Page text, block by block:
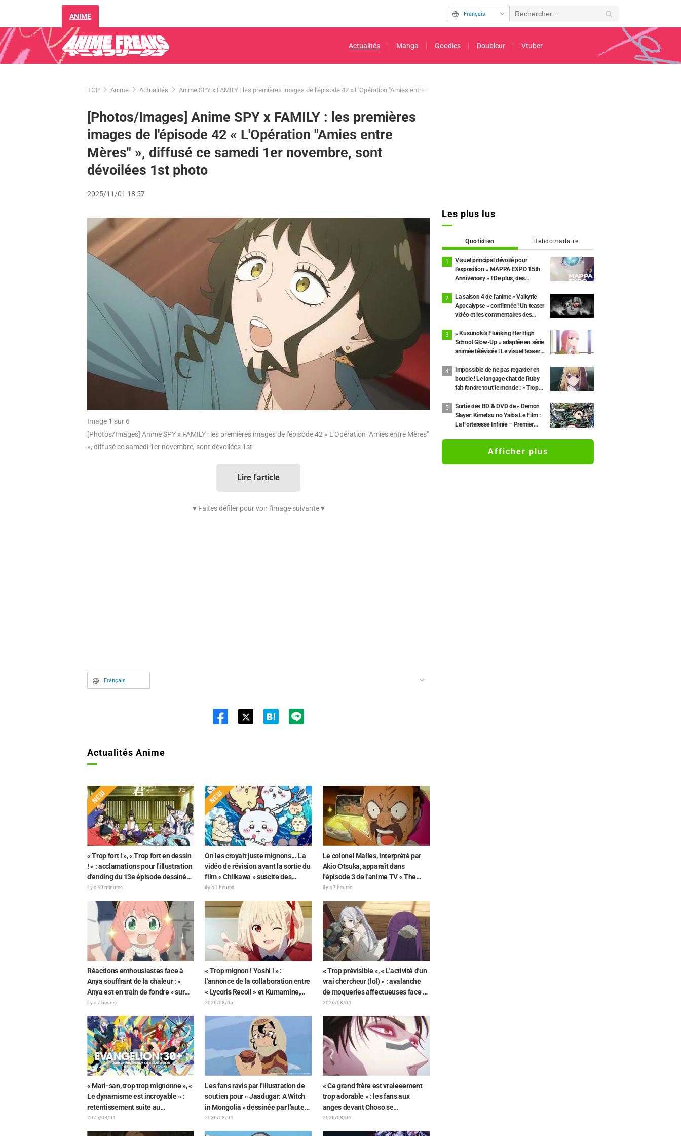
ANIME Français
Actualités Manga Goodies Doubleur Vtuber
TOP Anime Actualités Anime SPY x FAMILY : les premières images de l'épisode 42 « L'Opération "Amies entre Mères" », diffusé ce samedi 1er novembre, sont dévoilées
[Photos/Images] Anime SPY x FAMILY : les premières
images de l'épisode 42 « L'Opération "Amies entre
Mères" », diffusé ce samedi 1er novembre, sont
dévoilées 1st photo
2025/11/01 18:57
Image 1 sur 6
[Photos/Images] Anime SPY x FAMILY : les premières images de l'épisode 42 « L'Opération "Amies entre Mères"
», diffusé ce samedi 1er novembre, sont dévoilées 1st
Lire l'article
▼Faites défiler pour voir l'image suivante▼
Français
Actualités Anime
« Trop fort ! », « Trop fort en dessin
! » : acclamations pour l'illustration
d'ending du 13e épisode dessinée
par Asaki Yuikawa, la comédienne
Elusive Samurai »
il y a 49 minutes
On les croyait juste mignons... La
vidéo de révision avant la sortie du
film « Chiikawa » suscite des
réactions surprises face au
qu'imaginé », « Ça ne parle que de
travail »
il y a 1 heures
Le colonel Malles, interprété par
Akio Ōtsuka, apparaît dans
l'épisode 3 de l'anime TV « The
Ghost in the Shell » ! Commentaire
dévoilés
il y a 7 heures
Réactions enthousiastes face à
Anya souffrant de la chaleur : «
Anya est en train de fondre » sur
l'illustration d'annonce de « SPY x
il y a 7 heures
« Trop mignon ! Yoshi ! » :
l'annonce de la collaboration entre
« Lycoris Recoil » et Kumamine,
créateur du « Chat au travail »,
2026/08/05
« Trop prévisible », « L'activité d'un
vrai chercheur (lol) » : avalanche
de moqueries affectueuses face à
la peluche de Frieren piégée par
de « Frieren »
2026/08/04
« Mari-san, trop trop mignonne », «
Le dynamisme est incroyable » :
retentissement suite au
dévoilement d'un superbe dessin
2026/08/04
Les fans ravis par l'illustration de
soutien pour « Jaadugar: A Witch
in Mongolia » dessinée par l'auteur
de « Yowamushi Pedal » : « Voilà
2026/08/04
« Ce grand frère est vraieeement
trop adorable » : les fans aux
anges devant Choso se
rapprochant de Yūji Itadori sur
2026/08/04
Les plus lus
Quotidien Hebdomadaire
Visuel principal dévoilé pour
l'exposition « MAPPA EXPO 15th
Anniversary » ! De plus, des
KAISEN », « Chainsaw Man » et «
L'Attaque des Titans » ont été
publiées.
La saison 4 de l'anime « Valkyrie
Apocalypse » confirmée ! Un teaser
vidéo et les commentaires des
rounds seront au cœur de l'intrigue
»
« Kusunoki's Flunking Her High
School Glow-Up » adaptée en série
animée télévisée ! Le visuel teaser
Yuuto Uemura et Tomori Kusunoki
Impossible de ne pas regarder en
boucle ! Le langage chat de Ruby
fait fondre tout le monde : « Trop
suffrages » « Plus sérieuse que je
ne pensais lol » Anime « 【OSHI NO
KO】 » épisode 33
Sortie des BD & DVD de « Demon
Slayer: Kimetsu no Yaiba Le Film :
La Forteresse Infinie – Premier
inclura un coffret illustré par le
Afficher plus